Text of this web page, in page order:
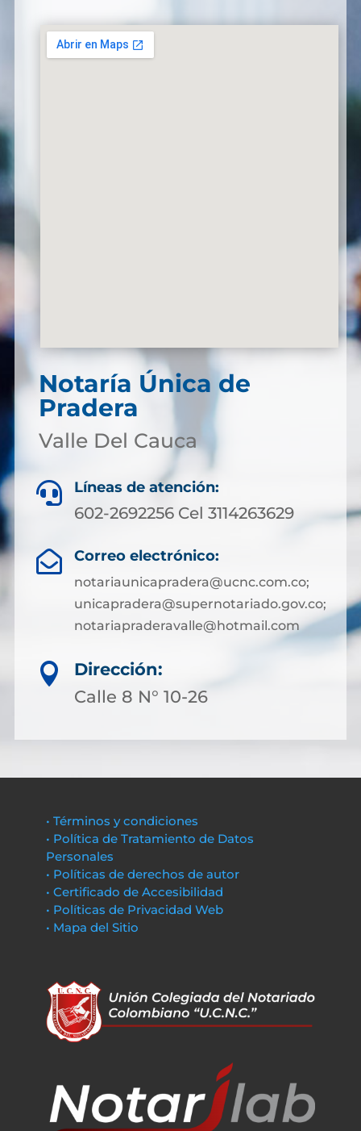
Notaría Única de
Pradera
Valle Del Cauca
 Líneas de atención:
602-2692256 Cel 3114263629
 Correo electrónico:
notariaunicapradera@ucnc.com.co;
unicapradera@supernotariado.gov.co;
notariapraderavalle@hotmail.com

Dirección:
Calle 8 N° 10-26
• Términos y condiciones
• Política de Tratamiento de Datos
Personales
• Políticas de derechos de autor
• Certificado de Accesibilidad
• Políticas de Privacidad Web
• Mapa del Sitio